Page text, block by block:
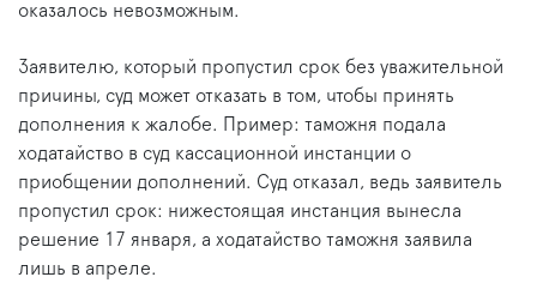
оказалось невозможным.
Заявителю, который пропустил срок без уважительной
причины, суд может отказать в том, чтобы принять
дополнения к жалобе. Пример: таможня подала
ходатайство в суд кассационной инстанции о
приобщении дополнений. Суд отказал, ведь заявитель
пропустил срок: нижестоящая инстанция вынесла
решение 17 января, а ходатайство таможня заявила
лишь в апреле.